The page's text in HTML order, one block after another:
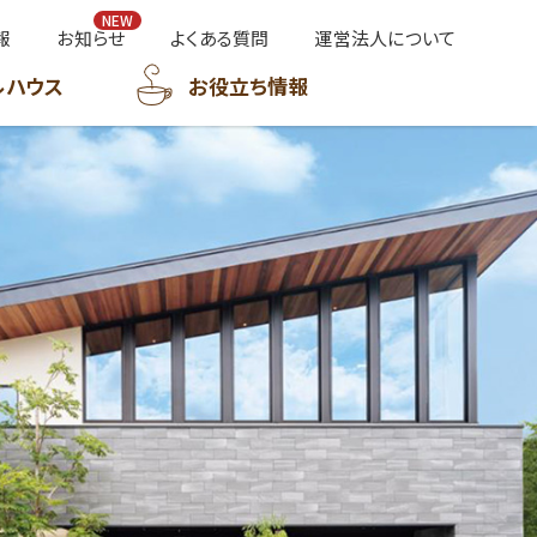
お知らせ よくある質問 運営法人について
ウス お役立ち情報